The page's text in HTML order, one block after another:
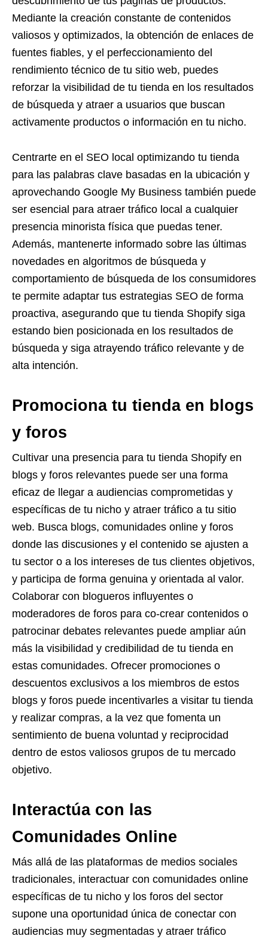
Mediante la creación constante de contenidos
valiosos y optimizados, la obtención de enlaces de
fuentes fiables, y el perfeccionamiento del
rendimiento técnico de tu sitio web, puedes
reforzar la visibilidad de tu tienda en los resultados
de búsqueda y atraer a usuarios que buscan
activamente productos o información en tu nicho.
Centrarte en el SEO local optimizando tu tienda
para las palabras clave basadas en la ubicación y
aprovechando Google My Business también puede
ser esencial para atraer tráfico local a cualquier
presencia minorista física que puedas tener.
Además, mantenerte informado sobre las últimas
novedades en algoritmos de búsqueda y
comportamiento de búsqueda de los consumidores
te permite adaptar tus estrategias SEO de forma
proactiva, asegurando que tu tienda Shopify siga
estando bien posicionada en los resultados de
búsqueda y siga atrayendo tráfico relevante y de
alta intención.
Promociona tu tienda en blogs
y foros
Cultivar una presencia para tu tienda Shopify en
blogs y foros relevantes puede ser una forma
eficaz de llegar a audiencias comprometidas y
específicas de tu nicho y atraer tráfico a tu sitio
web. Busca blogs, comunidades online y foros
donde las discusiones y el contenido se ajusten a
tu sector o a los intereses de tus clientes objetivos,
y participa de forma genuina y orientada al valor.
Colaborar con blogueros influyentes o
moderadores de foros para co-crear contenidos o
patrocinar debates relevantes puede ampliar aún
más la visibilidad y credibilidad de tu tienda en
estas comunidades. Ofrecer promociones o
descuentos exclusivos a los miembros de estos
blogs y foros puede incentivarles a visitar tu tienda
y realizar compras, a la vez que fomenta un
sentimiento de buena voluntad y reciprocidad
dentro de estos valiosos grupos de tu mercado
objetivo.
Interactúa con las
Comunidades Online
Más allá de las plataformas de medios sociales
tradicionales, interactuar con comunidades online
específicas de tu nicho y los foros del sector
supone una oportunidad única de conectar con
audiencias muy segmentadas y atraer tráfico